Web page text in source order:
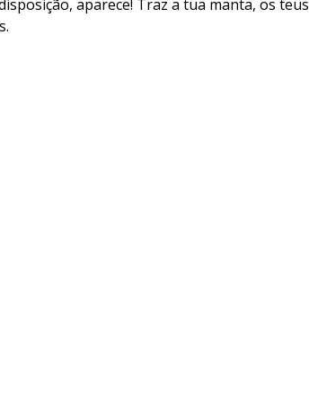
aparece! Traz a tua manta, os teus